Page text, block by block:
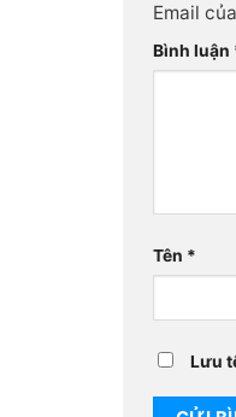
Email
Bình luận
Tên *
Lưu